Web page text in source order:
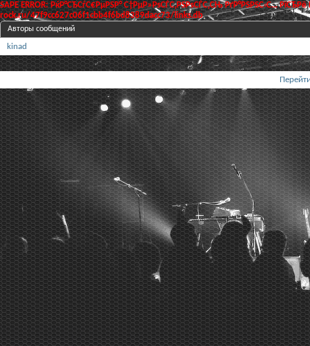
SAPE ERROR: РќР°СЂСѓС€РµРЅР° С†РµР»РѕСЃС‚РЅРѕСЃС‚СЊ РґР°РЅРЅС‹С…
rock.ru/47f9cc627c06f1cbb4f6bd8389dacc73/links.db
Авторы сообщений
kinad